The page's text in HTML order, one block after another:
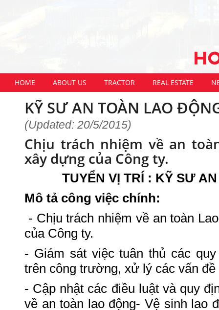
HOME ABOUT US TRACTOR REAL ESTATE
KỸ SƯ AN TOÀN LAO
(Updated: 20/5/2015)
Chịu trách nhiệm về an
xây dựng của Công ty.
TUYỂN VỊ TRÍ : KỸ SƯ
Mô tả công việc chính:
- Chịu trách nhiệm về an toàn
của Công ty.
- Giám sát việc tuân thủ các
trên công trường, xử lý các vấn
- Cập nhật các điều luật và quy
về an toàn lao động- Vệ sinh lao